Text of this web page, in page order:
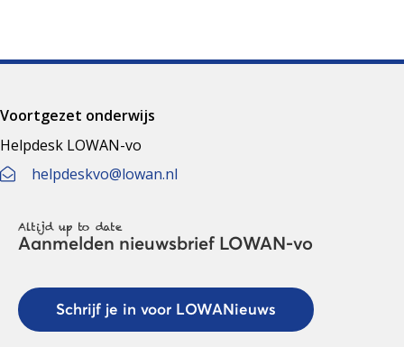
Voortgezet onderwijs
Helpdesk LOWAN-vo
helpdeskvo@lowan.nl
Altijd up to date
Aanmelden nieuwsbrief LOWAN-vo
Schrijf je in voor LOWANieuws